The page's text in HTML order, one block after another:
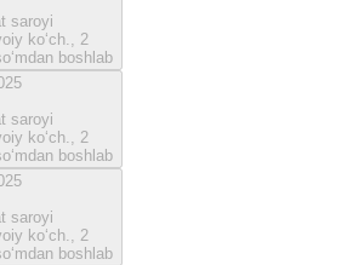
saroyi
ko‘ch., 2
boshlab
saroyi
ko‘ch., 2
boshlab
saroyi
ko‘ch., 2
boshlab